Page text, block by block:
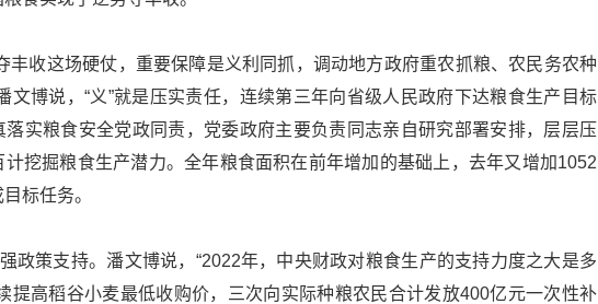
丰收这场硬仗，重要保障是义利同抓，调动地方政府重农抓粮、农民务农种
文博说，“义”就是压实责任，连续第三年向省级人民政府下达粮食生产目标
落实粮食安全党政同责，党委政府主要负责同志亲自研究部署安排，层层压
计挖掘粮食生产潜力。全年粮食面积在前年增加的基础上，去年又增加1052
标任务。
强政策支持。潘文博说，“2022年，中央财政对粮食生产的支持力度之大是多
提高稻谷小麦最低收购价，三次向实际种粮农民合计发放400亿元一次性补